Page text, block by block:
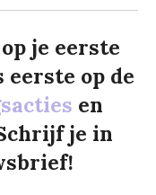
je eerste
op de
en
je in